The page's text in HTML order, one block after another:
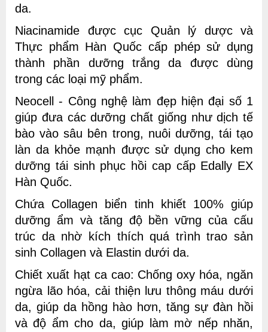
da.
Niacinamide được cục Quản lý dược và
Thực phẩm Hàn Quốc cấp phép sử dụng
thành phần dưỡng trắng da được dùng
trong các loại mỹ phẩm.
Neocell - Công nghệ làm đẹp hiện đại số 1
giúp đưa các dưỡng chất giống như dịch tế
bào vào sâu bên trong, nuôi dưỡng, tái tạo
làn da khỏe mạnh được sử dụng cho kem
dưỡng tái sinh phục hồi cap cấp Edally EX
Hàn Quốc.
Chứa Collagen biển tinh khiết 100% giúp
dưỡng ẩm và tăng độ bền vững của cấu
trúc da nhờ kích thích quá trình trao sản
sinh Collagen và Elastin dưới da.
Chiết xuất hạt ca cao: Chống oxy hóa, ngăn
ngừa lão hóa, cải thiện lưu thông máu dưới
da, giúp da hồng hào hơn, tăng sự đàn hồi
và độ ẩm cho da, giúp làm mờ nếp nhăn,